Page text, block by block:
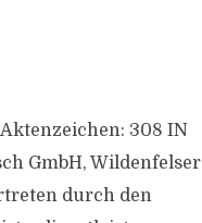
308 IN
GmbH, Wildenfelser
durch den